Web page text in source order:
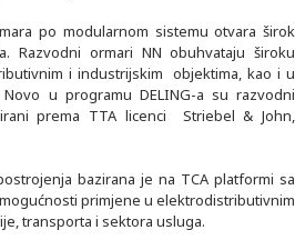
po modularnom sistemu otvara širok
Razvodni ormari NN obuhvataju široku
i industrijskim objektima, kao i u
u programu DELING-a su razvodni
prema TTA licenci Striebel & John,
bazirana je na TCA platformi sa
primjene u elektrodistributivnim
transporta i sektora usluga.